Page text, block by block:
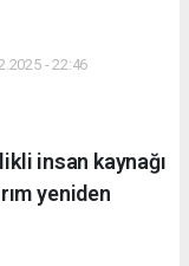
- 22:46
insan kaynağı
yeniden